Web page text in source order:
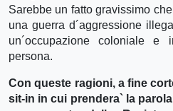
Sarebbe un fatto gravissimo
una guerra d´aggressione
un´occupazione coloniale e
persona.
Con queste ragioni, a fine
sit-in in cui prendera` la